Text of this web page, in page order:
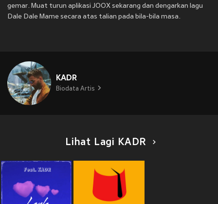
gemar. Muat turun aplikasi JOOX sekarang dan dengarkan lagu
Dale Dale Mame secara atas talian pada bila-bila masa.
KADR
Biodata Artis
Lihat Lagi KADR